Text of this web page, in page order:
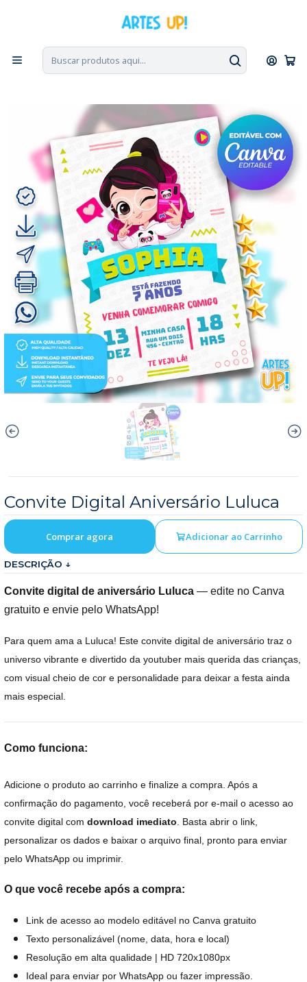
Escolha seu idioma. Change the language. Cambia el
Início Convites Digitais Aniversário Convites sem Foto
Convite Digital Aniversário Luluca
Convite Digital Aniversário Luluca
Adicionar ao Carrinho
Comprar agora
DESCRIÇÃO ↓
Convite digital de aniversário Luluca — edite no Canva
gratuito e envie pelo WhatsApp!
Para quem ama a Luluca! Este convite digital de aniversário traz o
universo vibrante e divertido da youtuber mais querida das crianças,
com visual cheio de cor e personalidade para deixar a festa ainda
mais especial.
Como funciona:
Adicione o produto ao carrinho e finalize a compra. Após a
confirmação do pagamento, você receberá por e-mail o acesso ao
convite digital com download imediato . Basta abrir o link,
personalizar os dados e baixar o arquivo final, pronto para enviar
pelo WhatsApp ou imprimir.
O que você recebe após a compra:
Link de acesso ao modelo editável no Canva gratuito
Texto personalizável (nome, data, hora e local)
Resolução em alta qualidade | HD 720x1080px
Ideal para enviar por WhatsApp ou fazer impressão.